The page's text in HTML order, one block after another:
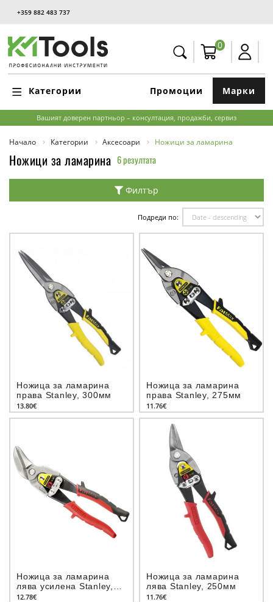
+359 882 483 737
0
Категории Марки
Промоции
Вашият доверен партньор – консултация, продажби, сервиз
Начало Категории Аксесоари Ножици за ламарина
Ножици за ламарина 6 резултата
Филтър
Подреди по:
Ножица за ламарина
права Stanley, 300мм
13.80€
Ножица за ламарина
права Stanley, 275мм
11.76€
Ножица за ламарина
лява усилена Stanley,
250мм
12.78€
Ножица за ламарина
лява Stanley, 250мм
11.76€